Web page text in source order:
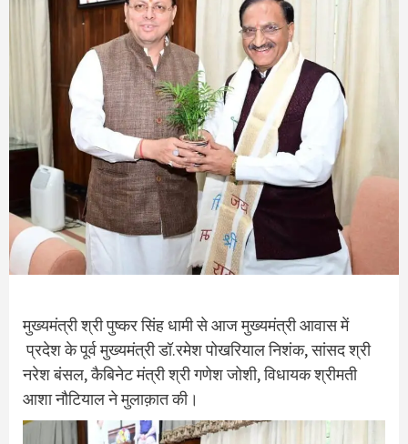
मुख्यमंत्री श्री पुष्कर सिंह धामी से आज मुख्यमंत्री आवास में
प्रदेश के पूर्व मुख्यमंत्री डॉ.रमेश पोखरियाल निशंक, सांसद श्री
नरेश बंसल, कैबिनेट मंत्री श्री गणेश जोशी, विधायक श्रीमती
आशा नौटियाल ने मुलाक़ात की।